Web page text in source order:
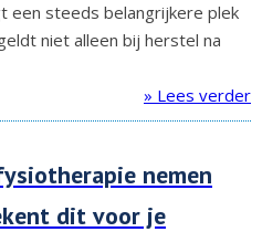
een steeds belangrijkere plek
niet alleen bij herstel na
» Lees verder
nemen
dit voor je